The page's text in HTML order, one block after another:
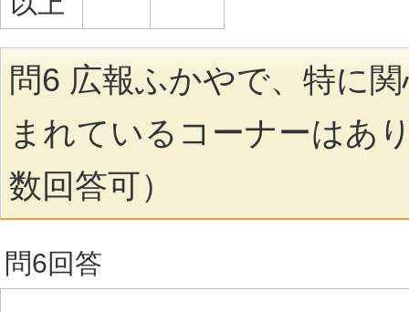
問6 広報ふかやで、特に
まれているコーナーはあ
数回答可）
問6回答